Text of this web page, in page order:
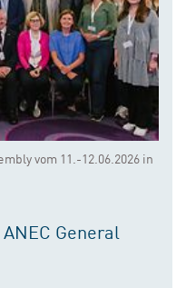
vom 11.-12.06.2026 in
General